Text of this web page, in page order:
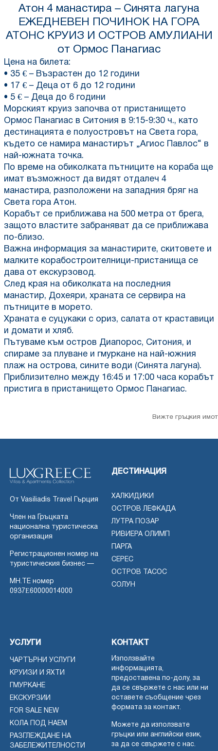
Атон 4 манастира – Синята лагуна
ЕЖЕДНЕВЕН ПОЧИНОК НА ГОРА
АТОНС КРУИЗ И ОСТРОВ АМУЛИАНИ
от Ормос Панагиас
Цена на билета:
• 35 € – Възрастен до 12 години
• 17 € – Деца от 6 до 12 години
• 5 € – Деца до 6 години
Морският круиз започва от пристанището
Ормос Панагиас в Ситония в 9:15-9:30 ч., като
дестинацията е полуостровът на Света гора,
където се намира манастирът „Агиос Павлос“ в
най-южната точка.
По време на обиколката пътниците на кораба ще
имат възможност да видят отдалеч 4
манастира, разположени на западния бряг на
Света гора Атон.
Корабът се приближава на 500 метра от брега,
защото властите забраняват да се приближава
по-близо.
Важна информация за манастирите, скитовете и
малките корабостроителници-пристанища се
дава от екскурзовод.
След края на обиколката на последния
манастир, Дохеяри, храната се сервира на
пътниците в морето.
Храната е суцукаки с ориз, салата от краставици
и домати и хляб.
Пътуваме към остров Диапорос, Ситония, и
спираме за плуване и гмуркане на най-южния
плаж на острова, сините води (Синята лагуна).
Приблизително между 16:45 и 17:00 часа корабът
пристига в пристанището Ормос Панагиас.
Вижте гръцкия имот
От Vasiliadis Travel Гърция
Член на Гръцката
национална туристическа
организация
Регистрационен номер на
туристическия бизнес —
MH.TE номер
0937Ε60000014000
ДЕСТИНАЦИЯ
ХАЛКИДИКИ
ОСТРОВ ЛЕФКАДА
ЛУТРА ПОЗАР
РИВИЕРА ОЛИМП
ПАРГА
СЕРЕС
ОСТРОВ ТАСОС
СОЛУН
УСЛУГИ
ЧАРТЪРНИ УСЛУГИ
КРУИЗИ И ЯХТИ
ГМУРКАНЕ
ЕКСКУРЗИИ
FOR SALE NEW
КОЛА ПОД НАЕМ
РАЗГЛЕЖДАНЕ НА
ЗАБЕЛЕЖИТЕЛНОСТИ
КОНТАКТ
Използвайте
информацията,
предоставена по-долу, за
да се свържете с нас или ни
оставете съобщение чрез
формата за контакт.
Можете да използвате
гръцки или английски език,
за да се свържете с нас.